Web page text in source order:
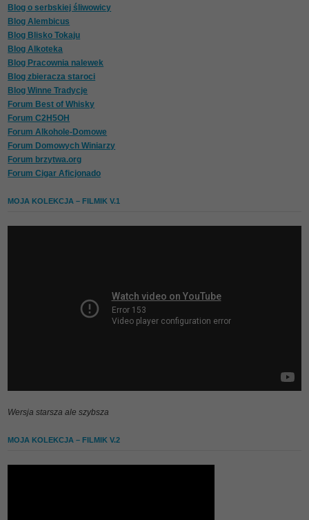
Blog o serbskiej śliwowicy
Blog Alembicus
Blog Blisko Tokaju
Blog Alkoteka
Blog Pracownia nalewek
Blog zbieracza staroci
Blog Winne Tradycje
Forum Best of Whisky
Forum C2H5OH
Forum Alkohole-Domowe
Forum Domowych Winiarzy
Forum brzytwa.org
Forum Cigar Aficjonado
MOJA KOLEKCJA – FILMIK V.1
Wersja starsza ale szybsza
MOJA KOLEKCJA – FILMIK V.2